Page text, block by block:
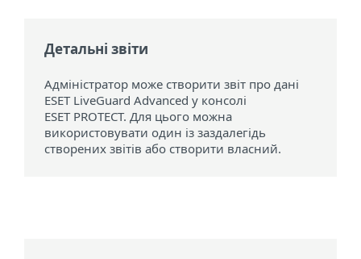
Детальні звіти
Адміністратор може створити звіт про дані
ESET LiveGuard Advanced у консолі
ESET PROTECT. Для цього можна
використовувати один із заздалегідь
створених звітів або створити власний.